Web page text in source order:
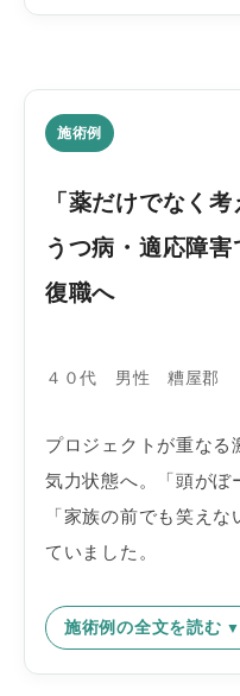
施術例
「薬だけでなく
うつ病・適応障
復職へ
４０代 男性 糟屋郡
プロジェクトが重なる
気力状態へ。「頭がぼ
「家族の前でも笑え
ていました。
施術例の全文を読む